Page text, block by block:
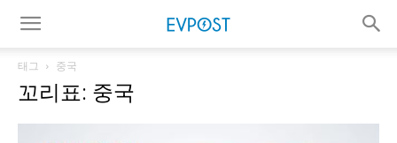
태그 중국
꼬리표: 중국